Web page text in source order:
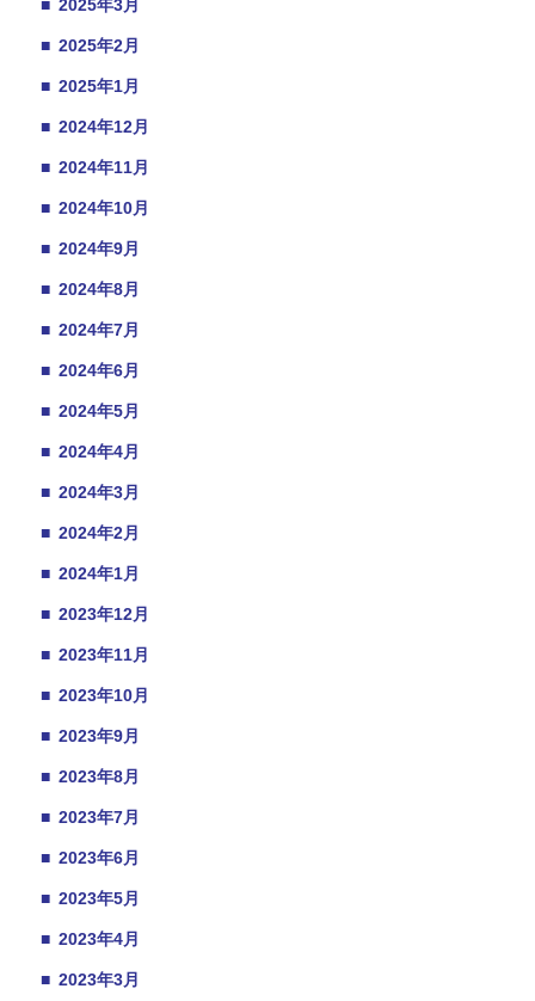
■ 2025年3月
■ 2025年2月
■ 2025年1月
■ 2024年12月
■ 2024年11月
■ 2024年10月
■ 2024年9月
■ 2024年8月
■ 2024年7月
■ 2024年6月
■ 2024年5月
■ 2024年4月
■ 2024年3月
■ 2024年2月
■ 2024年1月
■ 2023年12月
■ 2023年11月
■ 2023年10月
■ 2023年9月
■ 2023年8月
■ 2023年7月
■ 2023年6月
■ 2023年5月
■ 2023年4月
■ 2023年3月